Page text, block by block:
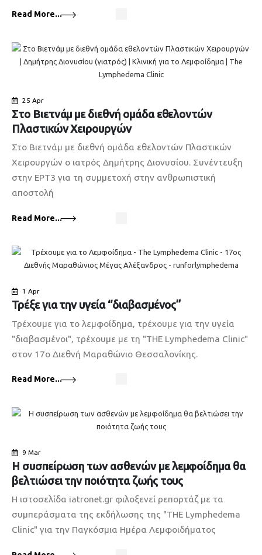
Read More...
25 Apr
Στο Βιετνάμ με διεθνή ομάδα εθελοντών
Πλαστικών Χειρουργών
Στο Βιετνάμ με διεθνή ομάδα εθελοντών Πλαστικών
Χειρουργών ο ιατρός Δημήτρης Διονυσίου. Συνέντευξη
στην ΕΡΤ3 για τη συμμετοχή στην ανθρωπιστική
αποστολή
Read More...
1 Apr
Τρέξε για την υγεία “διαβασμένος”
Τρέχουμε για το λεμφοίδημα, τρέχουμε για την υγεία
"διαβασμένοι", τρέχουμε με τη "THE Lymphedema Clinic"
στον 17o Διεθνή Μαραθώνιο Θεσσαλονίκης.
Read More...
9 Mar
Η συσπείρωση των ασθενών με λεμφοίδημα θα
βελτιώσει την ποιότητα ζωής τους
Η ιστοσελίδα iatronet.gr φιλοξενεί ρεπορτάζ με τα
συμπεράσματα της εκδήλωσης της "THE Lymphedema
Clinic" για την Παγκόσμια Ημέρα Λεμφοιδήματος